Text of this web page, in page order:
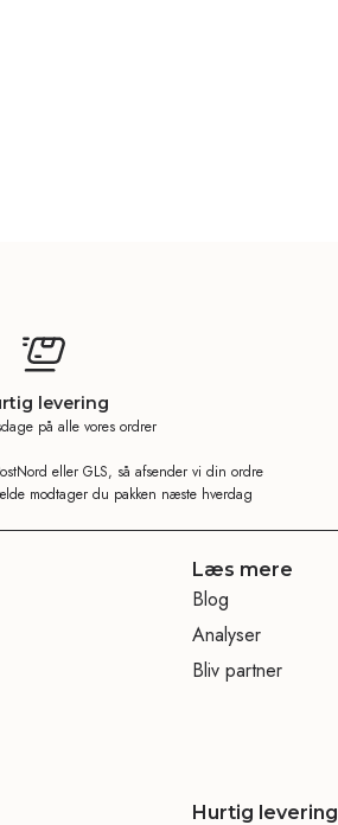
levering
på alle vores ordrer
eller GLS, så afsender vi din ordre
modtager du pakken næste hverdag
Læs mere
Blog
Analyser
Bliv partner
Hurtig levering